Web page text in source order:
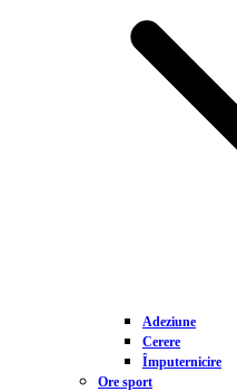
Adeziune
Cerere
Împuternicire
Ore sport